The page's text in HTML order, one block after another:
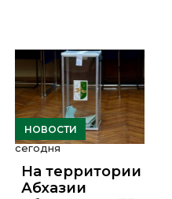
НОВОСТИ
сегодня
На территории
Абхазии